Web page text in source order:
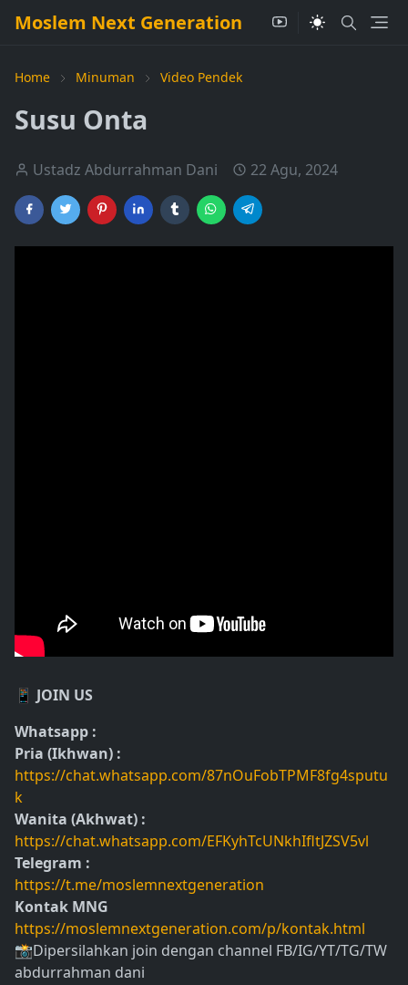
Moslem Next Generation
Home Minuman Video Pendek
Susu Onta
Ustadz Abdurrahman Dani 22 Agu, 2024
📱 JOIN US
Whatsapp :
Pria (Ikhwan) :
https://chat.whatsapp.com/87nOuFobTPMF8fg4sputu
k
Wanita (Akhwat) :
https://chat.whatsapp.com/EFKyhTcUNkhIfltJZSV5vl
Telegram :
https://t.me/moslemnextgeneration
Kontak MNG
https://moslemnextgeneration.com/p/kontak.html
📸Dipersilahkan join dengan channel FB/IG/YT/TG/TW
abdurrahman dani